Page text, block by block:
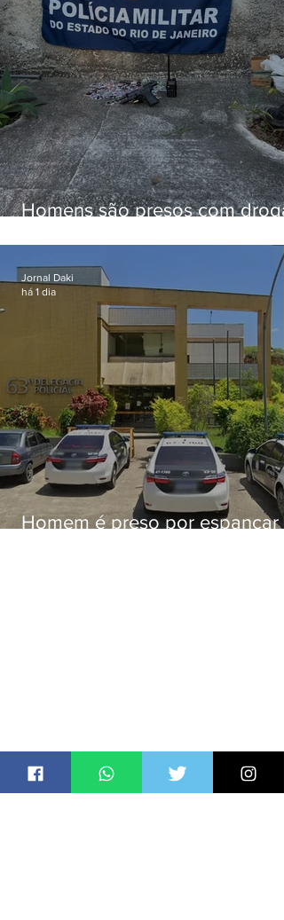
Homens são presos com
Homem é preso por espancar
Jornal Daki
há 1 dia